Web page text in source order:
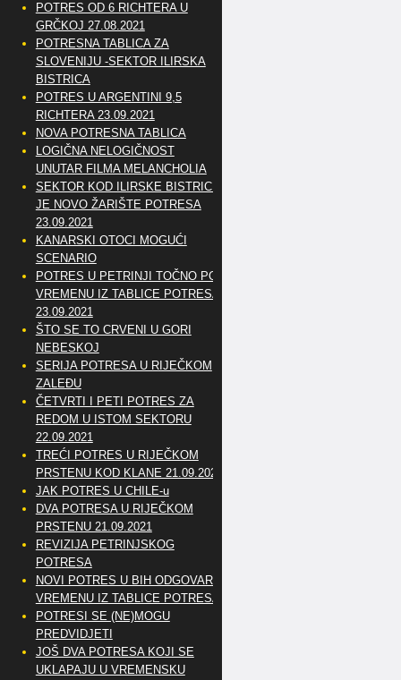
POTRES OD 6 RICHTERA U
GRČKOJ 27.08.2021
POTRESNA TABLICA ZA
SLOVENIJU -SEKTOR ILIRSKA
BISTRICA
POTRES U ARGENTINI 9,5
RICHTERA 23.09.2021
NOVA POTRESNA TABLICA
LOGIČNA NELOGIČNOST
UNUTAR FILMA MELANCHOLIA
SEKTOR KOD ILIRSKE BISTRICE
JE NOVO ŽARIŠTE POTRESA
23.09.2021
KANARSKI OTOCI MOGUĆI
SCENARIO
POTRES U PETRINJI TOČNO PO
VREMENU IZ TABLICE POTRESA
23.09.2021
ŠTO SE TO CRVENI U GORI
NEBESKOJ
SERIJA POTRESA U RIJEČKOM
ZALEĐU
ČETVRTI I PETI POTRES ZA
REDOM U ISTOM SEKTORU
22.09.2021
TREĆI POTRES U RIJEČKOM
PRSTENU KOD KLANE 21.09.2021
JAK POTRES U CHILE-u
DVA POTRESA U RIJEČKOM
PRSTENU 21.09.2021
REVIZIJA PETRINJSKOG
POTRESA
NOVI POTRES U BIH ODGOVARA
VREMENU IZ TABLICE POTRESA
POTRESI SE (NE)MOGU
PREDVIDJETI
JOŠ DVA POTRESA KOJI SE
UKLAPAJU U VREMENSKU